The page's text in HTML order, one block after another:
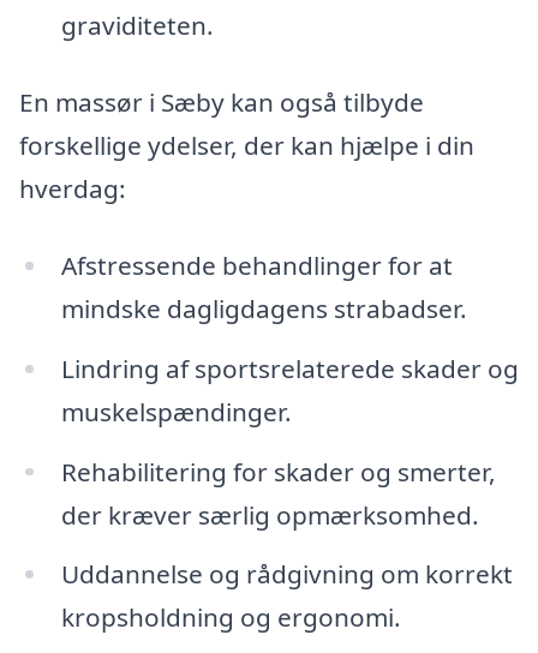
graviditeten.
En massør i Sæby kan også tilbyde
forskellige ydelser, der kan hjælpe i din
hverdag:
Afstressende behandlinger for at
mindske dagligdagens strabadser.
Lindring af sportsrelaterede skader og
muskelspændinger.
Rehabilitering for skader og smerter,
der kræver særlig opmærksomhed.
Uddannelse og rådgivning om korrekt
kropsholdning og ergonomi.